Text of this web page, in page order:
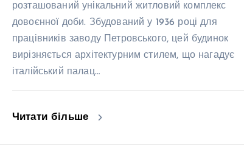
розташований унікальний житловий комплекс
довоєнної доби. Збудований у 1936 році для
працівників заводу Петровського, цей будинок
вирізняється архітектурним стилем, що нагадує
італійський палац…
Читати більше